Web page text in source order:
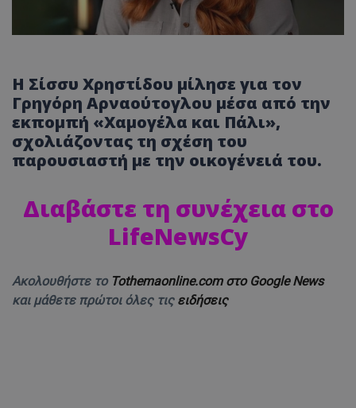
Η Σίσσυ Χρηστίδου μίλησε για τον
Γρηγόρη Αρναούτογλου μέσα από την
εκπομπή «Χαμογέλα και Πάλι»,
σχολιάζοντας τη σχέση του
παρουσιαστή με την οικογένειά του.
Διαβάστε τη συνέχεια στο
LifeNewsCy
Ακολουθήστε το Tothemaonline.com στο Google News
και μάθετε πρώτοι όλες τις ειδήσεις